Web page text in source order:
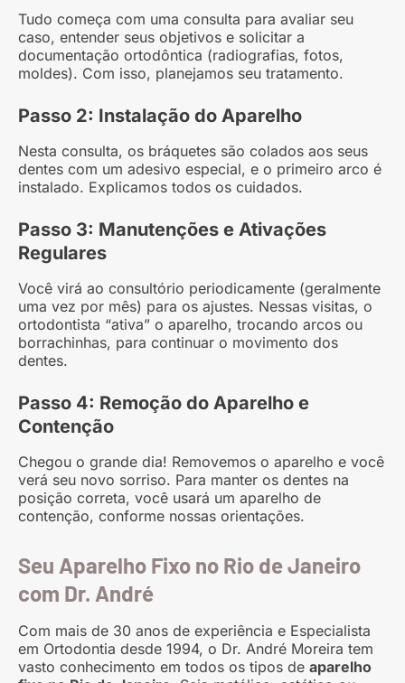
Tudo começa com uma consulta para avaliar seu
caso, entender seus objetivos e solicitar a
documentação ortodôntica (radiografias, fotos,
moldes). Com isso, planejamos seu tratamento.
Passo 2: Instalação do Aparelho
Nesta consulta, os bráquetes são colados aos seus
dentes com um adesivo especial, e o primeiro arco é
instalado. Explicamos todos os cuidados.
Passo 3: Manutenções e Ativações
Regulares
Você virá ao consultório periodicamente (geralmente
uma vez por mês) para os ajustes. Nessas visitas, o
ortodontista “ativa” o aparelho, trocando arcos ou
borrachinhas, para continuar o movimento dos
dentes.
Passo 4: Remoção do Aparelho e
Contenção
Chegou o grande dia! Removemos o aparelho e você
verá seu novo sorriso. Para manter os dentes na
posição correta, você usará um aparelho de
contenção, conforme nossas orientações.
Seu Aparelho Fixo no Rio de Janeiro
com Dr. André
Com mais de 30 anos de experiência e Especialista
em Ortodontia desde 1994, o Dr. André Moreira tem
vasto conhecimento em todos os tipos de aparelho